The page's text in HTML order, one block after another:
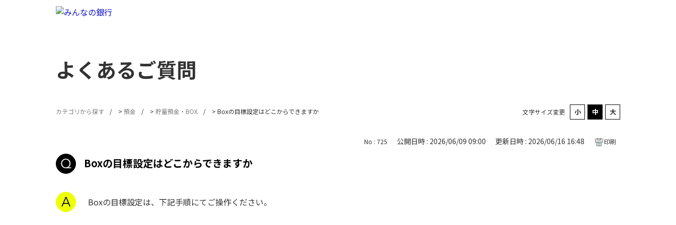
よくあるご質問
文字サイズ変更
カテゴリから探す > 預金 > 貯蓄預金・BOX > Boxの目標設定はどこからできますか
No : 725 公開日時 : 2026/06/09 09:00 更新日時 : 2026/06/16 16:48 印刷
Boxの目標設定はどこからできますか
Boxの目標設定は、下記手順にてご操作ください。